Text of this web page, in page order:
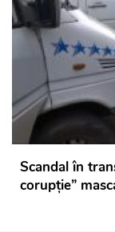
Scandal în
corupție”